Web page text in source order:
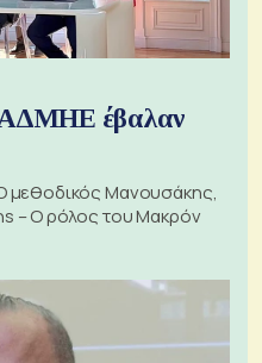
ΑΔΜΗΕ έβαλαν
μεθοδικός Μανουσάκης,
– Ο ρόλος του Μακρόν